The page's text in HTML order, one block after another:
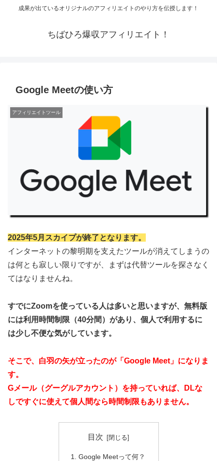
成果が出ているオリジナルのアフィリエイトのやり方を伝授します！
ちばひろ爆収アフィリエイト！
Google Meetの使い方
アフィリエイトツール
2025年5月スカイプが終了となります。
インターネットの黎明期を支えたツールが消えてしまうの
は何とも寂しい限りですが、まずは代替ツールを探さなく
てはなりませんね。
すでにZoomを使っている人は多いと思いますが、無料版
には利用時間制限（40分間）があり、個人で利用するに
は少し不便な気がしています。
そこで、白羽の矢が立ったのが「Google Meet」になりま
す。
Gメール（グーグルアカウント）を持っていれば、DLな
しですぐに使えて個人間なら時間制限もありません。
目次
Google Meetって何？